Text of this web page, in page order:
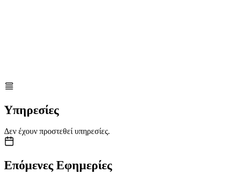
Υπηρεσίες
Δεν έχουν προστεθεί υπηρεσίες.
Επόμενες Εφημερίες